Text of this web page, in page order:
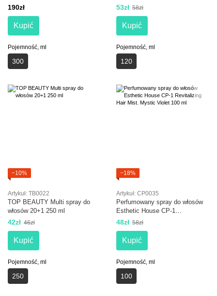
190zł
Kupić
Pojemność, ml
300
53zł 58zł
Kupić
Pojemność, ml
120
−10%
Artykuł: TB0022
TOP BEAUTY Multi spray do
włosów 20+1 250 ml
42zł 46zł
Kupić
Pojemność, ml
250
−18%
Artykuł: CP0035
Perfumowany spray do włosów
Esthetic House CP-1
Revitalizing Hair Mist. Mystic
48zł 58zł
Kupić
Pojemność, ml
100